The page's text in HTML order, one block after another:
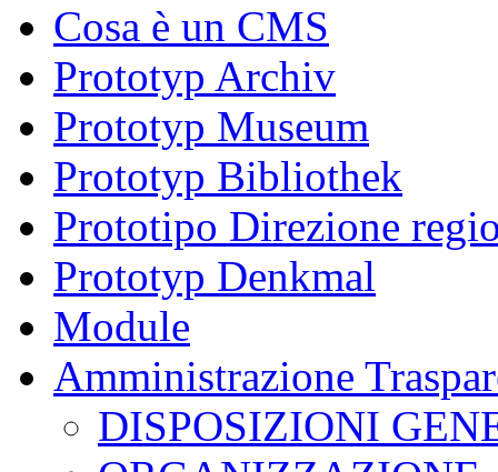
Cosa è un CMS
Prototyp Archiv
Prototyp Museum
Prototyp Bibliothek
Prototipo Direzione
Prototyp Denkmal
Module
Amministrazione
DISPOSIZIONI